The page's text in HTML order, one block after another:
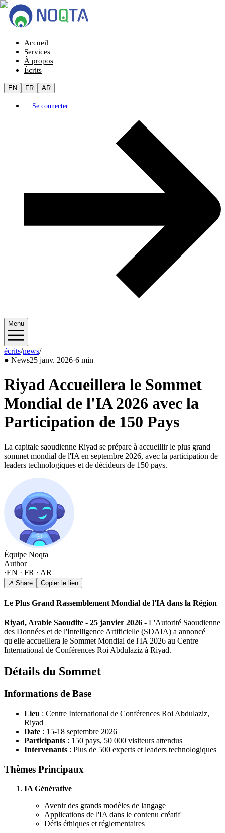
Accueil
Services
À propos
Écrits
EN FR AR
Se connecter
Menu
écrits/news/2026/01
● News25 janv. 2026·6 min
Riyad Accueillera le Sommet
Mondial de l'IA 2026 avec la
Participation de 150 Pays
La capitale saoudienne Riyad se prépare à accueillir le plus grand
sommet mondial de l'IA en septembre 2026, avec la participation de
leaders technologiques et de décideurs de 150 pays.
Équipe Noqta
Author
·EN · FR · AR
↗ Share Copier le lien
Le Plus Grand Rassemblement Mondial de l'IA dans la Région
Riyad, Arabie Saoudite - 25 janvier 2026 - L'Autorité Saoudienne
des Données et de l'Intelligence Artificielle (SDAIA) a annoncé
qu'elle accueillera le Sommet Mondial de l'IA 2026 au Centre
International de Conférences Roi Abdulaziz à Riyad.
Détails du Sommet
Informations de Base
Lieu : Centre International de Conférences Roi Abdulaziz,
Riyad
Date : 15-18 septembre 2026
Participants : 150 pays, 50 000 visiteurs attendus
Intervenants : Plus de 500 experts et leaders technologiques
Thèmes Principaux
IA Générative
Avenir des grands modèles de langage
Applications de l'IA dans le contenu créatif
Défis éthiques et réglementaires